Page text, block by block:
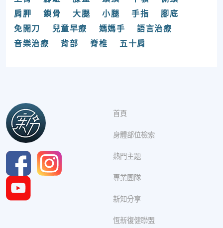
肩胛
鎖骨 大腿 小腿 手指
腳底
免開刀
兒童早療 媽媽手
語言治療
音樂治療
背部 脊椎 五十肩
首頁
身體部位檢索
熱門主題
專業團隊
新知分享
恆新復健聯盟